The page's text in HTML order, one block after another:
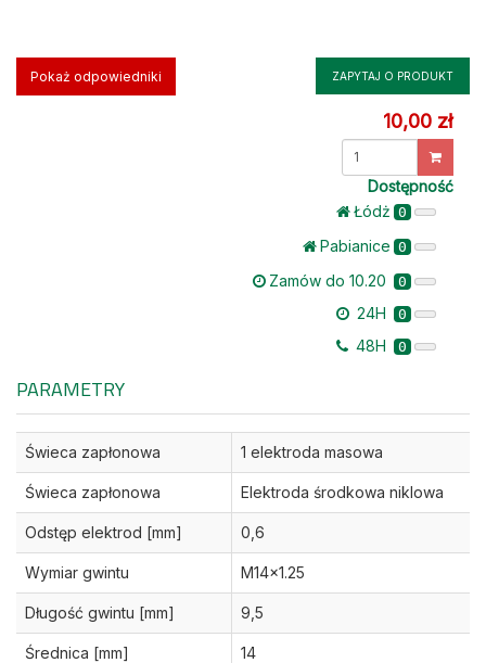
Pokaż odpowiedniki ZAPYTAJ O PRODUKT
10,00 zł
Dostępność
Łódż 0
Pabianice 0
Zamów do 10.20 0
24H 0
48H 0
PARAMETRY
Świeca zapłonowa 1 elektroda masowa
Świeca zapłonowa Elektroda środkowa niklowa
Odstęp elektrod [mm] 0,6
Wymiar gwintu M14x1.25
Długość gwintu [mm] 9,5
Średnica [mm] 14